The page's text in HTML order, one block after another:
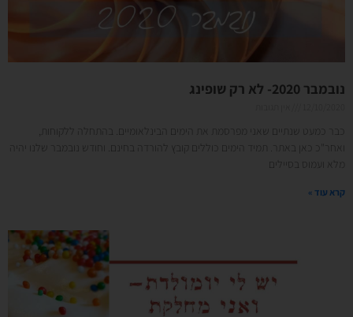
נובמבר 2020- לא רק שופינג
כבר כמעט שנתיים שאני מפרסמת את הימים הבינלאומיים. בהתחלה ללקוחות,
ואחר"כ כאן באתר. תמיד הימים כוללים קובץ להורדה בחינם. וחודש נובמבר שלנו יהיה
מלא ועמוס בסיילים
קרא עוד »